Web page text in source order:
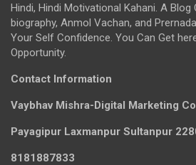
Hindi, Hindi Motivational Kahani. A
biography, Anmol Vachan, and
Your Self Confidence. You Can Get
Opportunity.
Contact Information
Vaybhav Mishra-Digital Marketing
Payagipur Laxmanpur Sultanpur
8181887833